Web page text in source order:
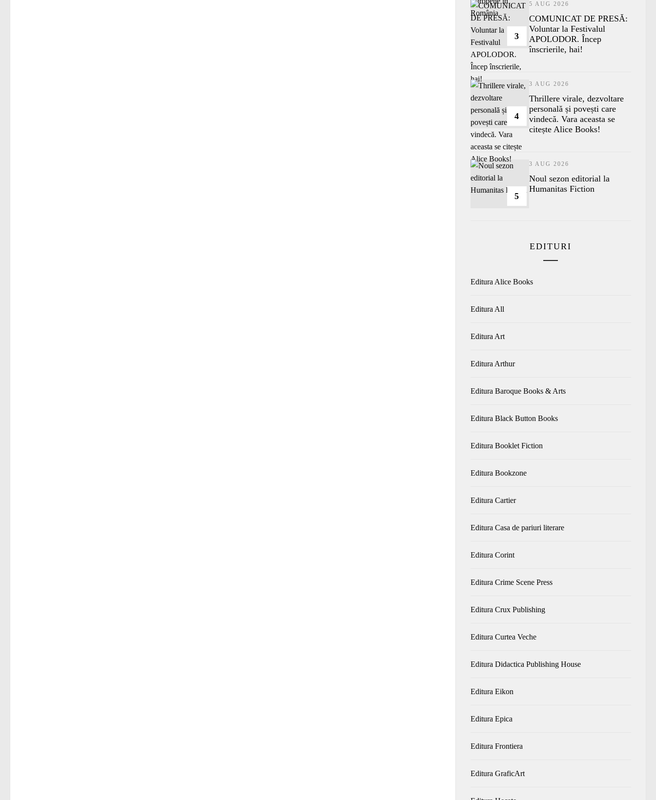
3
5 AUG 2026
COMUNICAT DE PRESĂ:
Voluntar la Festivalul
APOLODOR. Încep
înscrierile, hai!
4
3 AUG 2026
Thrillere virale, dezvoltare
personală și povești care
vindecă. Vara aceasta se
citește Alice Books!
5
3 AUG 2026
​Noul sezon editorial la
Humanitas Fiction
EDITURI
Editura Alice Books
Editura All
Editura Art
Editura Arthur
Editura Baroque Books & Arts
Editura Black Button Books
Editura Booklet Fiction
Editura Bookzone
Editura Cartier
Editura Casa de pariuri literare
Editura Corint
Editura Crime Scene Press
Editura Crux Publishing
Editura Curtea Veche
Editura Didactica Publishing House
Editura Eikon
Editura Epica
Editura Frontiera
Editura GraficArt